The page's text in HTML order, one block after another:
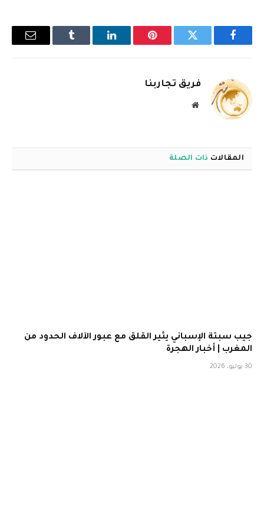
فيسبوك تويتر بينتيريستلينكدإن Tumblr
البريد
فريق تجاربنا
موقع
المقالات ذات الصلة
جيب سبتة الإسباني يثير القلق مع عبور الآلاف الحدود من
المغرب | أخبار الهجرة
30 يوليو، 2026